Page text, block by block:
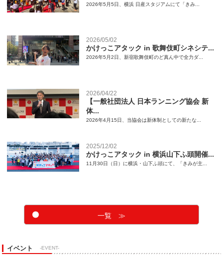
2026年5月5日、横浜 日産スタジアムにて「きみ...
2026/05/02
かけっこアタック in 歌舞伎町シネシテ...
2026年5月2日、新宿歌舞伎町のど真ん中で全力ダ...
2026/04/22
【一般社団法人 日本ランニング協会 新
体...
2026年4月15日、当協会は新体制としての新たな...
2025/12/02
かけっこアタック in 横浜山下ふ頭開催...
11月30日（日）に横浜・山下ふ頭にて、「きみが主...
一覧 ≫
イベント -EVENT-